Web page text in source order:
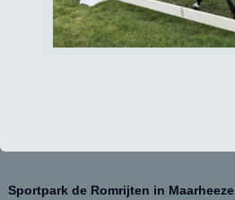
Sportpark de Romrijten in Maarheeze